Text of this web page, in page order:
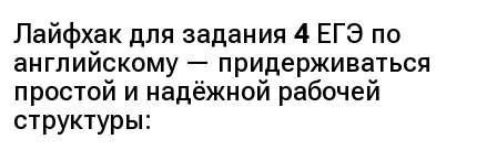
Лайфхак для задания4 ЕГЭ по
английскому — придерживаться
простой и надёжной рабочей
структуры: